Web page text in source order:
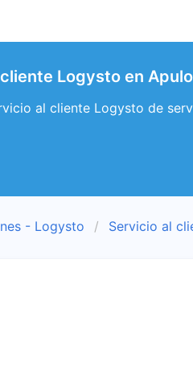
Logysto en Apulo
al cliente Logysto de
- Logysto Servicio al